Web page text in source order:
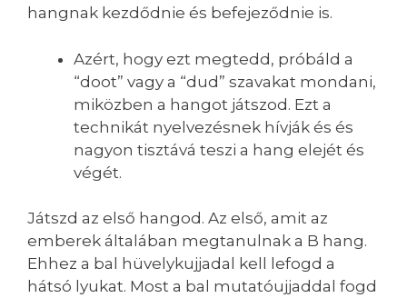
hangnak kezdődnie és befejeződnie is.
Azért, hogy ezt megtedd, próbáld a
“doot” vagy a “dud” szavakat mondani,
miközben a hangot játszod. Ezt a
technikát nyelvezésnek hívják és és
nagyon tisztává teszi a hang elejét és
végét.
Játszd az első hangod. Az első, amit az
emberek általában megtanulnak a B hang.
Ehhez a bal hüvelykujjadal kell lefogd a
hátsó lyukat. Most a bal mutatóujjaddal fogd